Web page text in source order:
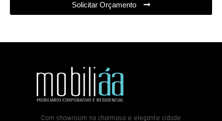
Solicitar Orçamento
Com showroom na charmosa e elegante cidade